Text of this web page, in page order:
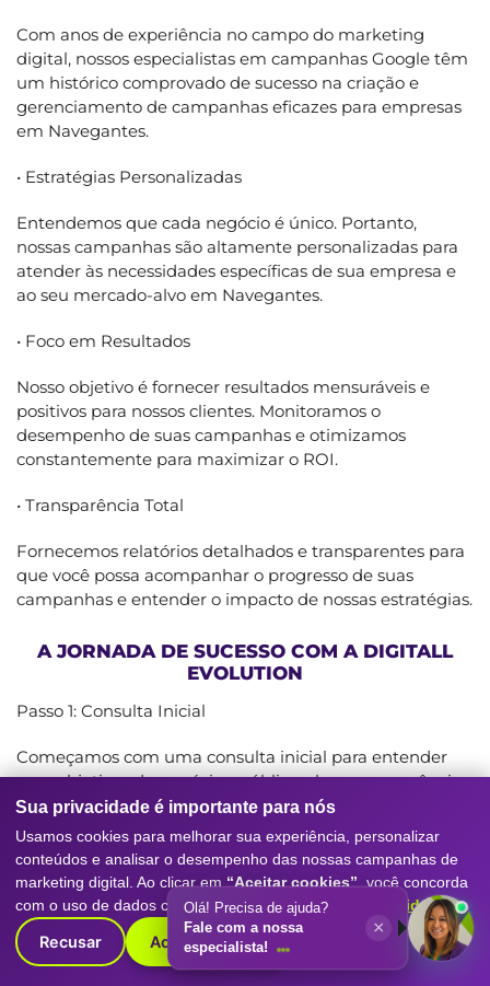
Com anos de experiência no campo do marketing
digital, nossos especialistas em campanhas Google têm
um histórico comprovado de sucesso na criação e
gerenciamento de campanhas eficazes para empresas
em Navegantes.
• Estratégias Personalizadas
Entendemos que cada negócio é único. Portanto,
nossas campanhas são altamente personalizadas para
atender às necessidades específicas de sua empresa e
ao seu mercado-alvo em Navegantes.
• Foco em Resultados
Nosso objetivo é fornecer resultados mensuráveis e
positivos para nossos clientes. Monitoramos o
desempenho de suas campanhas e otimizamos
constantemente para maximizar o ROI.
• Transparência Total
Fornecemos relatórios detalhados e transparentes para
que você possa acompanhar o progresso de suas
campanhas e entender o impacto de nossas estratégias.
A JORNADA DE SUCESSO COM A DIGITALL
EVOLUTION
Passo 1: Consulta Inicial
Começamos com uma consulta inicial para entender
seus objetivos de negócios, público-alvo e concorrência
em Navegantes.
Passo 2: Desenvolvimento Estratégico
Com base na consulta, desenvolvemos uma estratégia
personalizada de campanhas Google que atenda aos
seus objetivos.
Sua privacidade é importante para nós
Usamos cookies para melhorar sua experiência, personalizar
conteúdos e analisar o desempenho das nossas campanhas de
marketing digital. Ao clicar em “Aceitar cookies” , você concorda
com o uso de dados conforme nossaPolítica de Privacidade.
Recusar Aceitar cookies
Olá! Precisa de ajuda?
Fale com a nossa
especialista!
×